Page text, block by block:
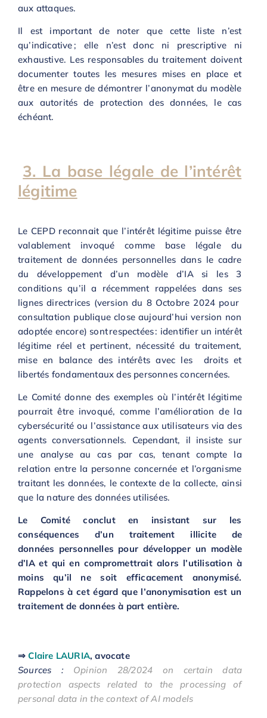
aux attaques.
Il est important de noter que cette liste n’est
qu’indicative ; elle n’est donc ni prescriptive ni
exhaustive. Les responsables du traitement doivent
documenter toutes les mesures mises en place et
être en mesure de démontrer l’anonymat du modèle
aux autorités de protection des données, le cas
échéant.
3. La base légale de l’intérêt
légitime
Le CEPD reconnait que l’intérêt légitime puisse être
valablement invoqué comme base légale du
traitement de données personnelles dans le cadre
du développement d’un modèle d’IA si les 3
conditions qu’il a récemment rappelées dans ses
lignes directrices (version du 8 Octobre 2024 pour
consultation publique close aujourd’hui version non
adoptée encore) sont respectées : identifier un intérêt
légitime réel et pertinent, nécessité du traitement,
mise en balance des intérêts avec les droits et
libertés fondamentaux des personnes concernées.
Le Comité donne des exemples où l’intérêt légitime
pourrait être invoqué, comme l’amélioration de la
cybersécurité ou l’assistance aux utilisateurs via des
agents conversationnels. Cependant, il insiste sur
une analyse au cas par cas, tenant compte la
relation entre la personne concernée et l’organisme
traitant les données, le contexte de la collecte, ainsi
que la nature des données utilisées.
Le Comité conclut en insistant sur les
conséquences d’un traitement illicite de
données personnelles pour développer un modèle
d’IAet qui en compromettrait alors l’utilisation à
moins qu’il ne soit efficacement anonymisé.
Rappelons à cet égard que l’anonymisation est un
traitementde donnéesà part entière.
⇒Claire LAURIA, avocate
Sources :
Opinion 28/2024 on certain data
protection aspects related to the processing of
personal data in the context of AI models